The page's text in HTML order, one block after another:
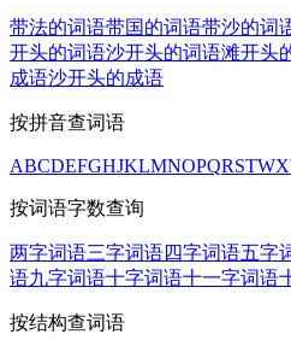
带法的词语带国的词语带沙的词
开头的词语沙开头的词语滩开头
成语沙开头的成语
按拼音查词语
ABCDEFGHJKLMNOPQRSTWX
按词语字数查询
两字词语三字词语四字词语五字
语九字词语十字词语十一字词语
按结构查词语